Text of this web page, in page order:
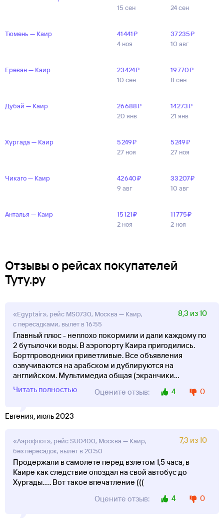
15 сен
24 сен
Тюмень — Каир
41 ⁠441 ⁠₽
4 ноя
37 ⁠235 ⁠₽
10 авг
Ереван — Каир
23 ⁠424 ⁠₽
10 сен
19 ⁠770 ⁠₽
8 сен
Дубай — Каир
26 ⁠688 ⁠₽
20 янв
14 ⁠273 ⁠₽
21 янв
Хургада — Каир
5 ⁠249 ⁠₽
27 ноя
5 ⁠249 ⁠₽
27 ноя
Чикаго — Каир
42 ⁠640 ⁠₽
9 авг
33 ⁠207 ⁠₽
10 авг
Анталья — Каир
15 ⁠121 ⁠₽
2 ноя
11 ⁠775 ⁠₽
2 ноя
Отзывы о рейсах покупателей
Туту.ру
«Egyptair», рейс MS0730, Москва — Каир,
с пересадками, вылет в 16:55
8,3 из 10
Главный плюс - неплохо покормили и дали каждому по
2 бутылочки воды. В аэропорту Каира пригодились.
Бортпроводники приветливые. Все объявления
озвучиваются на арабском и дублируются на
английском. Мультимедиа общая (экранчики...
Читать полностью
Оцените отзыв: 4 0
Евгения, июль 2023
«Аэрофлот», рейс SU0400, Москва — Каир,
без пересадок, вылет в 20:50
7,3 из 10
Продержали в самолете перед взлетом 1,5 часа, в
Каире как следствие опоздал на свой автобус до
Хургады..... Вот такое впечатление (((
Оцените отзыв:
4 0